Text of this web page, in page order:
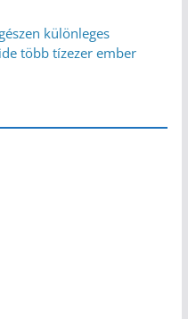
különleges
több tízezer ember